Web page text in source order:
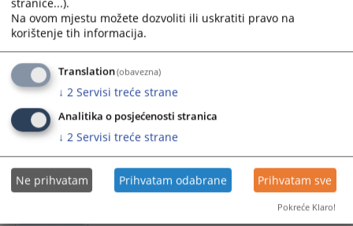
13.10.2025.
ZAKLJUČAK - ODREĐUJE SE TREĆE (III)
ročište za prodaju nekretnine 73482
ZAKLJUČAK - ODREĐUJE SE TREĆE (III) ročište za prodaju
nekretnine
ZAKLJUČAK ODREĐUJE SE DRUGO (II)
ročište za prodaju nekretnine 73482
Na ovom mjestu možete dozvoliti ili uskratiti pravo na
korištenje tih informacija.
Translation(obavezna)
↓ 2 Servisi treće strane
Analitika o posjećenosti stranica
↓ 2 Servisi treće strane
Ne prihvatam Prihvatam odabrane Prihvatam sve
Pokreće Klaro!